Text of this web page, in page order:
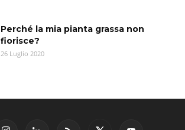
Perché la mia pianta grassa non
fiorisce?
26 Luglio 2020